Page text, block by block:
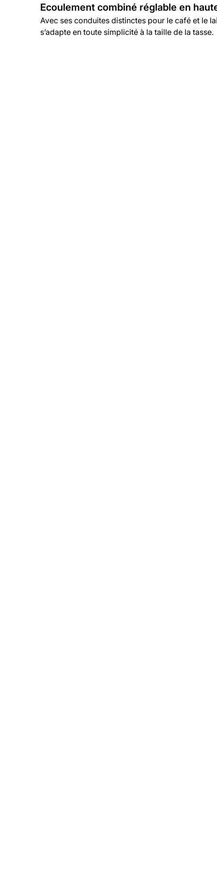
Ecoulement combiné réglable en
Avec ses conduites distinctes pour le café et le
s’adapte en toute simplicité à la taille de la tasse.